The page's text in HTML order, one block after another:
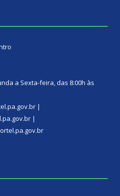
a Sexta-feira, das 8:00h às
|
|